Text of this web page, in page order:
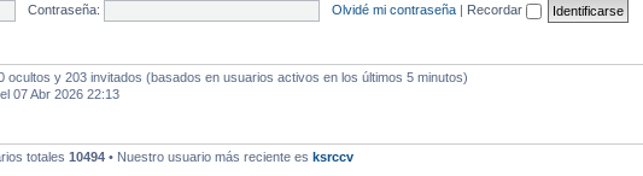
Contraseña: Olvidé mi contraseña | Recordar
y 203 invitados (basados en usuarios activos en los últimos 5 minutos)
el 07 Abr 2026 22:13
totales 10494 • Nuestro usuario más reciente es ksrccv